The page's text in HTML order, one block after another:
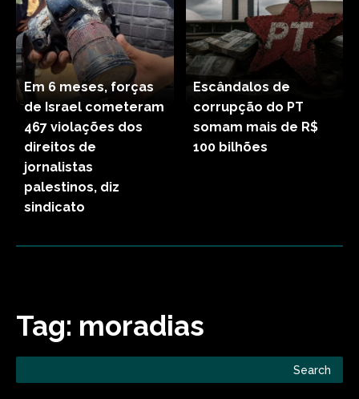
Em 6 meses, forças
de Israel cometeram
467 violações dos
direitos de
jornalistas
palestinos, diz
sindicato
Escândalos de
corrupção do PT
somam mais de R$
100 bilhões
Tag: moradias
Search